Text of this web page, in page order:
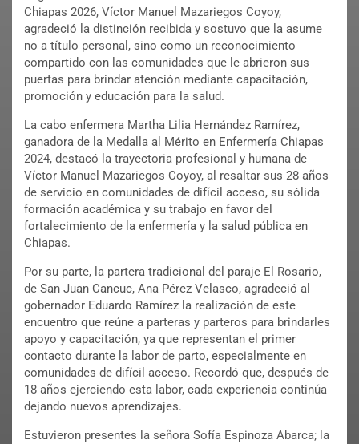
Chiapas 2026, Víctor Manuel Mazariegos Coyoy,
agradeció la distinción recibida y sostuvo que la asume
no a título personal, sino como un reconocimiento
compartido con las comunidades que le abrieron sus
puertas para brindar atención mediante capacitación,
promoción y educación para la salud.
La cabo enfermera Martha Lilia Hernández Ramírez,
ganadora de la Medalla al Mérito en Enfermería Chiapas
2024, destacó la trayectoria profesional y humana de
Víctor Manuel Mazariegos Coyoy, al resaltar sus 28 años
de servicio en comunidades de difícil acceso, su sólida
formación académica y su trabajo en favor del
fortalecimiento de la enfermería y la salud pública en
Chiapas.
Por su parte, la partera tradicional del paraje El Rosario,
de San Juan Cancuc, Ana Pérez Velasco, agradeció al
gobernador Eduardo Ramírez la realización de este
encuentro que reúne a parteras y parteros para brindarles
apoyo y capacitación, ya que representan el primer
contacto durante la labor de parto, especialmente en
comunidades de difícil acceso. Recordó que, después de
18 años ejerciendo esta labor, cada experiencia continúa
dejando nuevos aprendizajes.
Estuvieron presentes la señora Sofía Espinoza Abarca; la